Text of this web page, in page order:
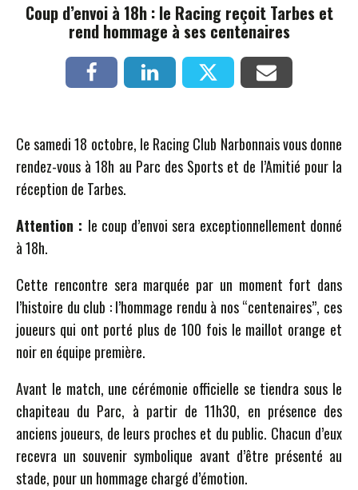
Coup d’envoi à 18h : le Racing reçoit Tarbes et
rend hommage à ses centenaires
Ce samedi 18 octobre, le Racing Club Narbonnais vous donne
rendez-vous à 18h au Parc des Sports et de l’Amitié pour la
réception de Tarbes.
Attention : le coup d’envoi sera exceptionnellement donné
à 18h.
Cette rencontre sera marquée par un moment fort dans
l’histoire du club : l’hommage rendu à nos “centenaires”, ces
joueurs qui ont porté plus de 100 fois le maillot orange et
noir en équipe première.
Avant le match, une cérémonie officielle se tiendra sous le
chapiteau du Parc, à partir de 11h30, en présence des
anciens joueurs, de leurs proches et du public. Chacun d’eux
recevra un souvenir symbolique avant d’être présenté au
stade, pour un hommage chargé d’émotion.